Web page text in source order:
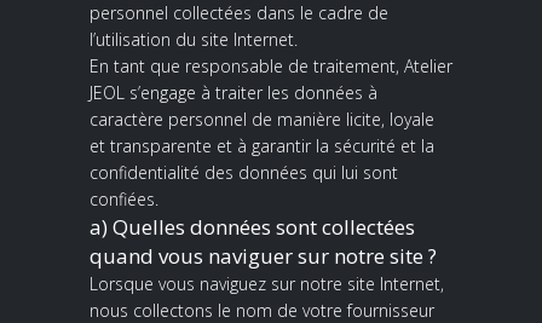
personnel collectées dans le cadre de
l’utilisation du site Internet.
En tant que responsable de traitement, Atelier
JEOL s’engage à traiter les données à
caractère personnel de manière licite, loyale
et transparente et à garantir la sécurité et la
confidentialité des données qui lui sont
confiées.
a) Quelles données sont collectées
quand vous naviguer sur notre site ?
Lorsque vous naviguez sur notre site Internet,
nous collectons le nom de votre fournisseur